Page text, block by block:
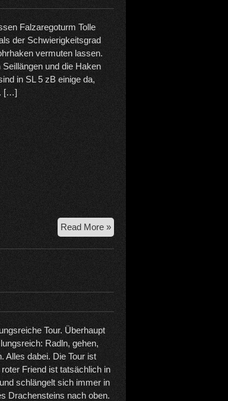
Falzaregoturm Tolle
der Schwierigkeitsgrad
vermuten lassen.
und die Haken
in SL 5 zB einige da,
[…]
Read More »30.5.-2.6.
2026
Dolotrip
Tour. Überhaupt
Radln, gehen,
Alles dabei. Die Tour ist
Friend ist tatsächlich in
schlängelt sich immer in
Drachensteins nach oben.